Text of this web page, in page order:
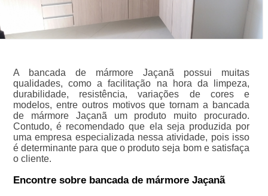
A bancada de mármore Jaçanã possui muitas
qualidades, como a facilitação na hora da limpeza,
durabilidade, resistência, variações de cores e
modelos, entre outros motivos que tornam a bancada
de mármore Jaçanã um produto muito procurado.
Contudo, é recomendado que ela seja produzida por
uma empresa especializada nessa atividade, pois isso
é determinante para que o produto seja bom e satisfaça
o cliente.
Encontre sobre bancada de mármore Jaçanã